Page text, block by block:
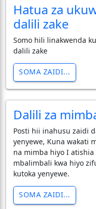
Hatua za
dalili zake
Somo hili linakwenda
dalili zake
SOMA ZAIDI...
Dalili za
Posti hii inahusu zaidi
yenyewe, Kuna wakati
na mimba hiyo I
mbalimbali kwa hiyo
kutoka yenyewe.
SOMA ZAIDI...